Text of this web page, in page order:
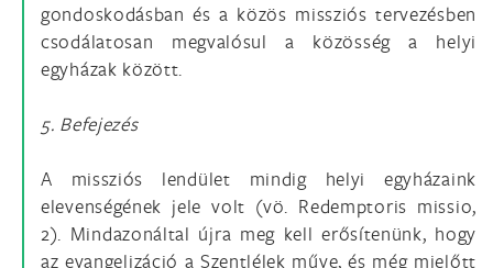
gondoskodásban és a közös missziós tervezésben
csodálatosan megvalósul a közösség a helyi
egyházak között.
5. Befejezés
A missziós lendület mindig helyi egyházaink
elevenségének jele volt (vö. Redemptoris missio,
2). Mindazonáltal újra meg kell erősítenünk, hogy
az evangelizáció a Szentlélek műve, és még mielőtt